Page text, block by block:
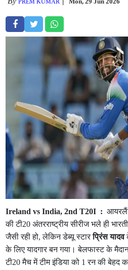
PREM KUMAR
Ireland vs India, 2nd T20I :
की टी20 अंतरराष्ट्रीय सीरीज भले ही
जैसी रही हो, लेकिन डेब्यू स्टारप्रिंस यादव
के लिए यादगार बन गया। बेलफास्ट के
टी20 मैच में टीम इंडिया को 1 रन की बेहद